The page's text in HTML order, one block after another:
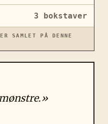
3 bokstaver
SAMLET PÅ DENNE